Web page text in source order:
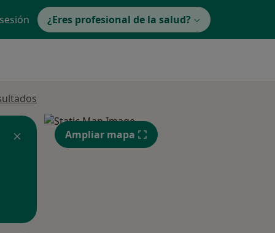
¿Eres profesional de la salud?
Ampliar mapa